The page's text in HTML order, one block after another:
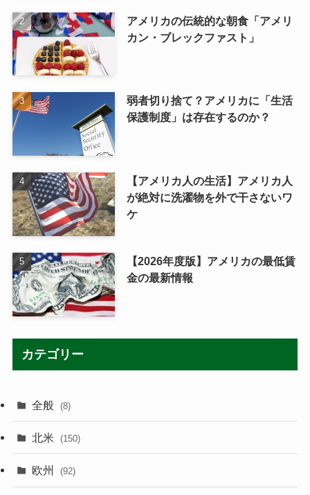
アメリカの伝統的な朝食「アメリ
カン・ブレックファスト」
弱者切り捨て？アメリカに「生活
保護制度」は存在するのか？
【アメリカ人の生活】アメリカ人
が絶対に洗濯物を外で干さないワ
ケ
【2026年度版】アメリカの最低賃
金の最新情報
カテゴリー
全般 (8)
北米 (150)
欧州 (92)